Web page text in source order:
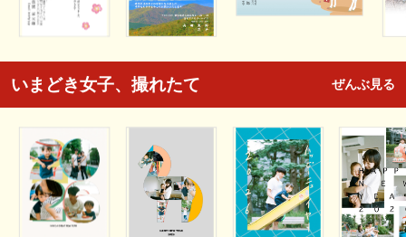
いまどき女子、撮れたて ぜんぶ見る